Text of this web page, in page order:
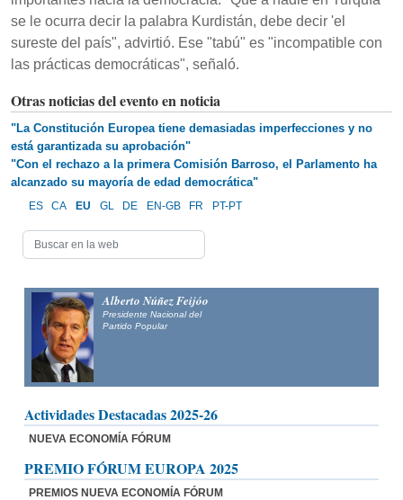
se le ocurra decir la palabra Kurdistán, debe decir 'el
sureste del país", advirtió. Ese "tabú" es "incompatible con
las prácticas democráticas", señaló.
Otras noticias del evento en noticia
"La Constitución Europea tiene demasiadas imperfecciones y no
está garantizada su aprobación"
"Con el rechazo a la primera Comisión Barroso, el Parlamento ha
alcanzado su mayoría de edad democrática"
ES CA EU GL DE EN-GB FR PT-PT
Alberto Núñez Feijóo
Presidente Nacional del
Partido Popular
Actividades Destacadas 2025-26
NUEVA ECONOMÍA FÓRUM
PREMIO FÓRUM EUROPA 2025
PREMIOS NUEVA ECONOMÍA FÓRUM